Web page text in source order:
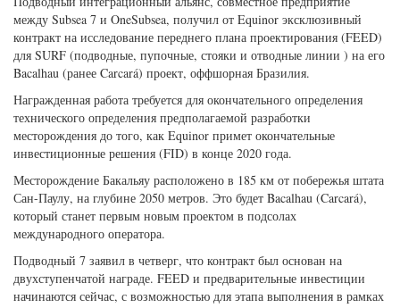
между Subsea 7 и OneSubsea, получил от Equinor эксклюзивный
контракт на исследование переднего плана проектирования (FEED)
для SURF (подводные, пупочные, стояки и отводные линии ) на его
Bacalhau (ранее Carcará) проект, оффшорная Бразилия.
Награжденная работа требуется для окончательного определения
технического определения предполагаемой разработки
месторождения до того, как Equinor примет окончательные
инвестиционные решения (FID) в конце 2020 года.
Месторождение Бакальяу расположено в 185 км от побережья штата
Сан-Паулу, на глубине 2050 метров. Это будет Bacalhau (Carcará),
который станет первым новым проектом в подсолах
международного оператора.
Подводный 7 заявил в четверг, что контракт был основан на
двухступенчатой награде. FEED и предварительные инвестиции
начинаются сейчас, с возможностью для этапа выполнения в рамках